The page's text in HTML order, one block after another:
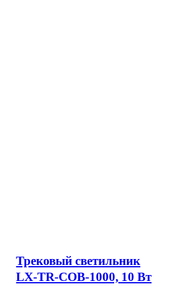
Трековый светильник
LX-TR-COB-1000, 10 Вт